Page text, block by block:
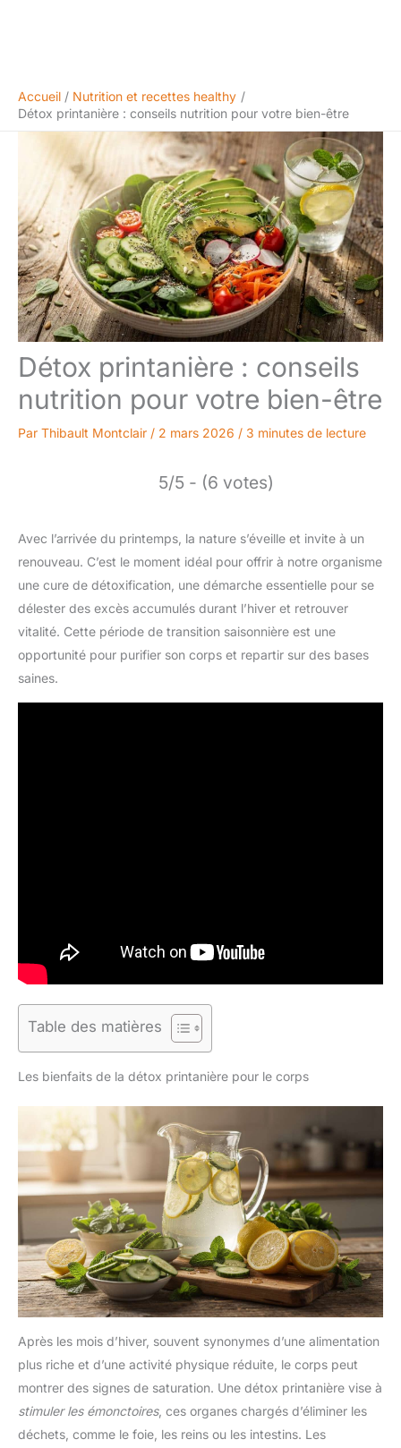
Accueil
Nutrition et recettes healthy
Détox printanière : conseils nutrition pour votre bien-être
Détox printanière : conseils
nutrition pour votre bien-être
Par Thibault Montclair / 2 mars 2026 / 3 minutes de lecture
5/5 - (6 votes)
Avec l’arrivée du printemps, la nature s’éveille et invite à un
renouveau. C’est le moment idéal pour offrir à notre organisme
une cure de détoxification, une démarche essentielle pour se
délester des excès accumulés durant l’hiver et retrouver
vitalité. Cette période de transition saisonnière est une
opportunité pour purifier son corps et repartir sur des bases
saines.
Table des matières
Les bienfaits de la détox printanière pour le corps
Après les mois d’hiver, souvent synonymes d’une alimentation
plus riche et d’une activité physique réduite, le corps peut
montrer des signes de saturation. Une détox printanière vise à
stimuler les émonctoires, ces organes chargés d’éliminer les
déchets, comme le foie, les reins ou les intestins. Les